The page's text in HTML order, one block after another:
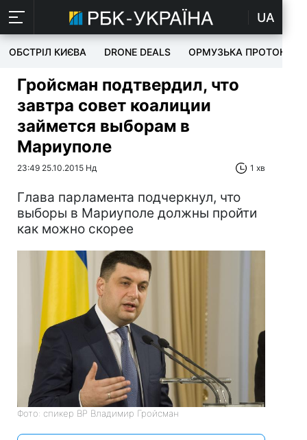
UA
ОБСТРІЛ КИЄВА DRONE DEALS ОРМУЗЬКА ПРОТОКА
Гройсман подтвердил, что
завтра совет коалиции
займется выборам в
Мариуполе
23:49 25.10.2015 Нд 1 хв
Глава парламента подчеркнул, что
выборы в Мариуполе должны пройти
как можно скорее
Фото: спикер ВР Владимир Гройсман